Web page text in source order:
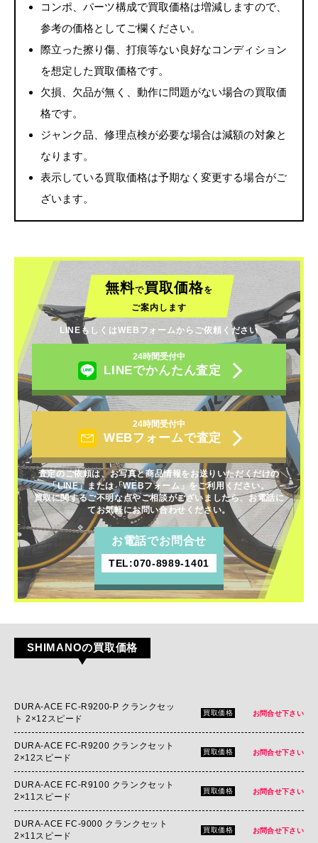
コンポ、パーツ構成で買取価格は増減しますので、
参考の価格としてご欄ください。
際立った擦り傷、打痕等ない良好なコンディション
を想定した買取価格です。
欠損、欠品が無く、動作に問題がない場合の買取価
格です。
ジャンク品、修理点検が必要な場合は減額の対象と
なります。
表示している買取価格は予期なく変更する場合がご
ざいます。
無料で買取価格を
ご案内します
LINEもしくはWEBフォームからご依頼ください
24時間受付中
LINEでかんたん査定
24時間受付中
WEBフォームで査定
査定のご依頼は、お写真と商品情報をお送りいただくだけの
「LINE」または「WEBフォーム」をご利用ください。
買取に関するご不明な点やご相談がございましたら、お電話に
てお気軽にお問い合わせください。
お電話でお問合せ
TEL:070-8989-1401
SHIMANOの買取価格
DURA-ACE FC-R9200-P クランクセッ
ト 2×12スピード
買取価格 お問合せ下さい
DURA-ACE FC-R9200 クランクセット
2×12スピード
買取価格 お問合せ下さい
DURA-ACE FC-R9100 クランクセット
2×11スピード
買取価格 お問合せ下さい
DURA-ACE FC-9000 クランクセット
2×11スピード
買取価格 お問合せ下さい